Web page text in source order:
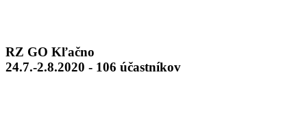
RZ GO Kľačno
24.7.-2.8.2020 - 106 účastníkov